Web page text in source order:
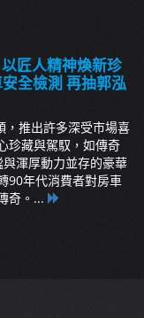
匠人精神煥新珍
全檢測 再抽郭泓
，推出許多深受市場喜
珍藏與駕馭，如傳奇
與渾厚動力並存的豪華
90年代消費者對房車
奇。...